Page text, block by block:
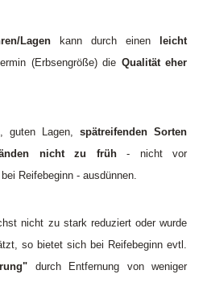
Lagen kann durch einen
leicht
(Erbsengröße) die Qualität eher
Lagen,spätreifenden Sorten
nicht zu früh- nicht vor
Reifebeginn - ausdünnen.
nicht zu stark reduziert oder wurde
so bietet sich bei Reifebeginn evtl.
durch Entfernung von weniger